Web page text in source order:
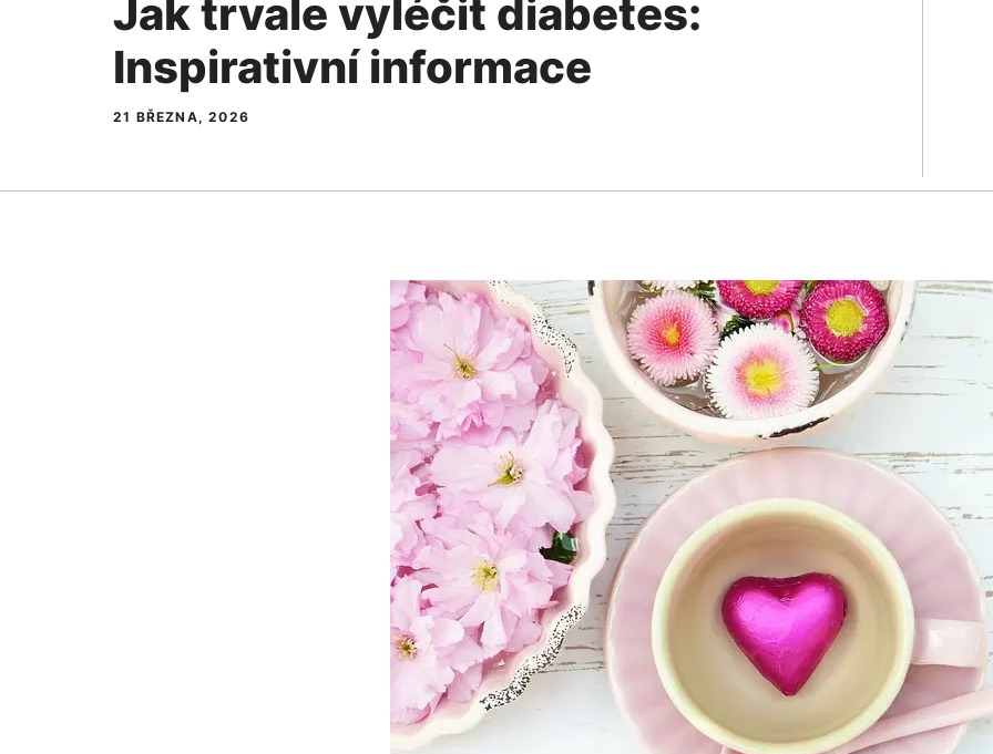
Jak trvale vyléčit diabetes:
Inspirativní informace
21 BŘEZNA, 2026